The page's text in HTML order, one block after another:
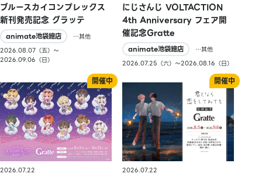
ブルースカイコンプレックス
新刊発売記念 グラッテ
animate池袋總店
…其他
2026.08.07（五）〜
2026.09.06（日）
にじさんじ VOLTACTION
4th Anniversary フェア開
催記念Gratte
animate池袋總店
…其他
2026.07.25（六）〜2026.08.16（日）
2026.07.22 2026.07.22